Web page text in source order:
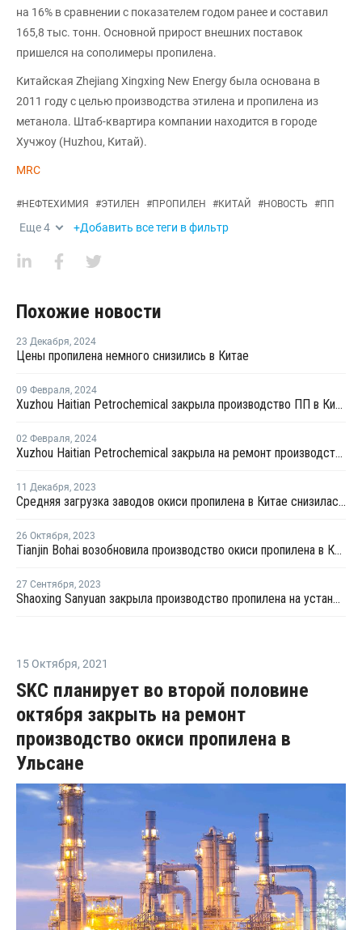
на 16% в сравнении с показателем годом ранее и составил
165,8 тыс. тонн. Основной прирост внешних поставок
пришелся на сополимеры пропилена.
Китайская Zhejiang Xingxing New Energy была основана в
2011 году с целью производства этилена и пропилена из
метанола. Штаб-квартира компании находится в городе
Хучжоу (Huzhou, Китай).
MRC
#НЕФТЕХИМИЯ #ЭТИЛЕН #ПРОПИЛЕН #КИТАЙ #НОВОСТЬ #ПП
Еще4 +Добавить все теги в фильтр
Похожие новости
23 Декабря, 2024
Цены пропилена немного снизились в Китае
09 Февраля, 2024
Xuzhou Haitian Petrochemical закрыла производство ПП в Китае
02 Февраля, 2024
Xuzhou Haitian Petrochemical закрыла на ремонт производство ПП в Китае
11 Декабря, 2023
Средняя загрузка заводов окиси пропилена в Китае снизилась на 0,7%
26 Октября, 2023
Tianjin Bohai возобновила производство окиси пропилена в Китае после ремонта
27 Сентября, 2023
Shaoxing Sanyuan закрыла производство пропилена на установке каткрекинга в Шанхае
15 Октября, 2021
SKC планирует во второй половине
октября закрыть на ремонт
производство окиси пропилена в
Ульсане